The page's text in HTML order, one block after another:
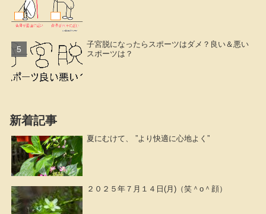
子宮脱になったらスポーツはダメ？良い＆悪い
スポーツは？
新着記事
夏にむけて、 ”より快適に心地よく”
２０２５年７月１４日(月)（笑＾o＾顔）